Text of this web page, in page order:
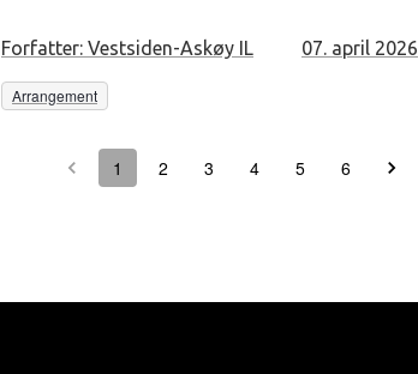
Forfatter: Vestsiden-Askøy IL 07. april 2026
Arrangement
1 2 3 4 5 6